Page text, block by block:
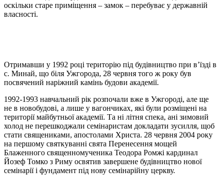
оскільки старе приміщення – замок – перебуває у державній
власності.
Отримавши у 1992 році територію під будівництво при в’їзді в
с. Минай, що біля Ужгорода, 28 червня того ж року був
посвячений наріжний камінь будови академії.
1992-1993 навчальний рік розпочали вже в Ужгороді, але ще
не в новобудові, а лише у вагончиках, які були розміщені на
території майбутньої академії. Та ні літня спека, ані зимовий
холод не перешкоджали семінаристам докладати зусилля, щоб
стати священиками, апостолами Христа. 28 червня 2004 року
на першому святкуванні свята Перенесення мощей
Блаженного священномученика Теодора Ромжі кардинал
Йозеф Томко з Риму освятив завершене будівництво нової
семінарії і фундамент під нову семінарійну церкву.